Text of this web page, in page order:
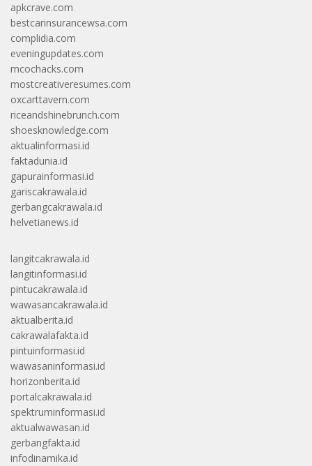
apkcrave.com
bestcarinsurancewsa.com
complidia.com
eveningupdates.com
mcochacks.com
mostcreativeresumes.com
oxcarttavern.com
riceandshinebrunch.com
shoesknowledge.com
aktualinformasi.id
faktadunia.id
gapurainformasi.id
gariscakrawala.id
gerbangcakrawala.id
helvetianews.id
langitcakrawala.id
langitinformasi.id
pintucakrawala.id
wawasancakrawala.id
aktualberita.id
cakrawalafakta.id
pintuinformasi.id
wawasaninformasi.id
horizonberita.id
portalcakrawala.id
spektruminformasi.id
aktualwawasan.id
gerbangfakta.id
infodinamika.id